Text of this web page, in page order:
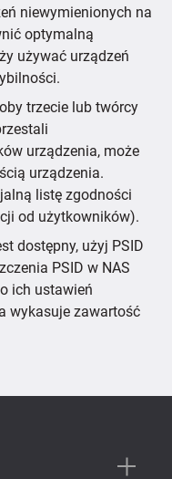
niewymienionych na
optymalną
używać urządzeń
trzecie lub twórcy
urządzenia, może
urządzenia.
listę zgodności
od użytkowników).
dostępny, użyj PSID
PSID w NAS
ich ustawień
wykasuje zawartość